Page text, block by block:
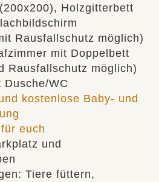
Holzgitterbett
Rausfallschutz möglich)
mit Doppelbett
Rausfallschutz möglich)
WC
kostenlose Baby- und
euch
und
Tiere füttern,